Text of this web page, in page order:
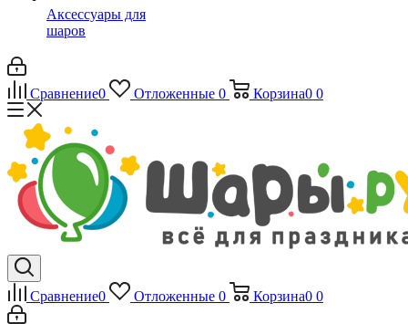
Аксессуары для
шаров
Сравнение0 Отложенные 0 Корзина0 0
Сравнение0 Отложенные 0 Корзина0 0